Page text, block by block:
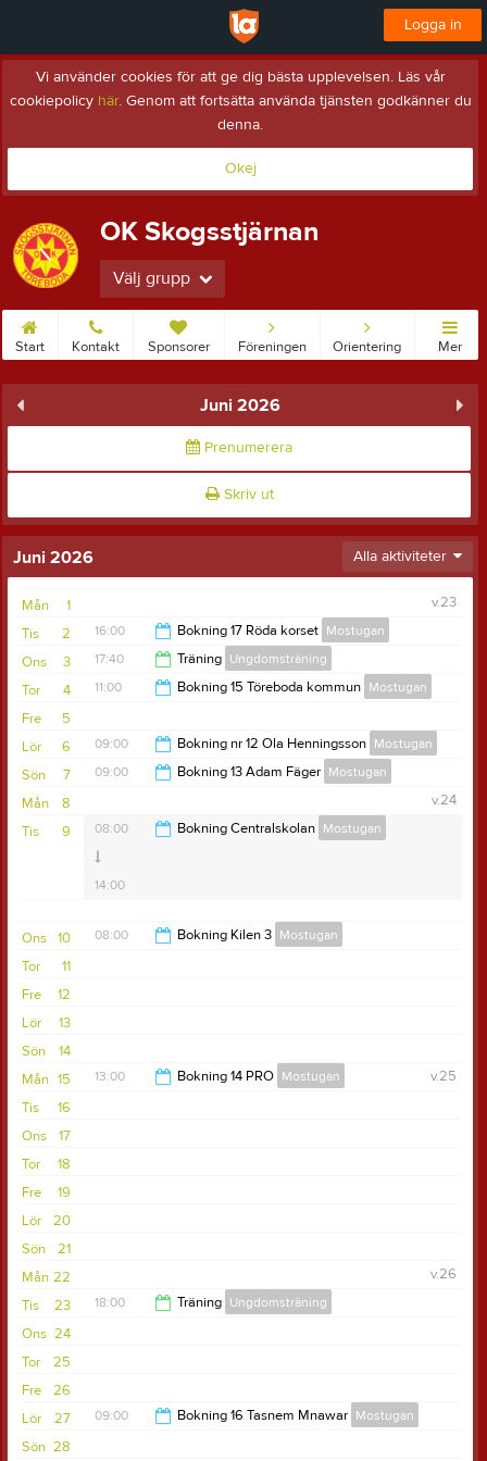
Logga in
Vi använder cookies för att ge dig bästa upplevelsen. Läs vår
cookiepolicy här. Genom att fortsätta använda tjänsten godkänner du
denna.
Okej
OK Skogsstjärnan
Välj grupp
Start Kontakt Sponsorer Föreningen Orientering Mer
Juni 2026
Prenumerera
Skriv ut
Juni 2026 Alla aktiviteter
1
Mån
v.23
2
Tis 16:00 Bokning 17 Röda korset Mostugan
22:00
3
Ons 17:40 Träning Ungdomsträning
4
Tor 11:00 Bokning 15 Töreboda kommun Mostugan
18:00
5
Fre
6
Lör 09:00 Bokning nr 12 Ola Henningsson Mostugan
7
Sön 09:00 Bokning 13 Adam Fäger Mostugan
23:55
8
Mån
v.24
9
Tis 08:00 Bokning Centralskolan Mostugan
14:00
10
Ons 08:00 Bokning Kilen 3 Mostugan
11
Tor
12
Fre
13
Lör
14
Sön
15
Mån v.25
13:00 Bokning 14 PRO Mostugan
16
Tis
17
Ons
18
Tor
19
Fre
20
Lör
21
Sön
22
Mån
v.26
23
Tis 18:00 Träning Ungdomsträning
24
Ons
25
Tor
26
Fre
27
Lör 09:00 Bokning 16 Tasnem Mnawar Mostugan
28
Sön